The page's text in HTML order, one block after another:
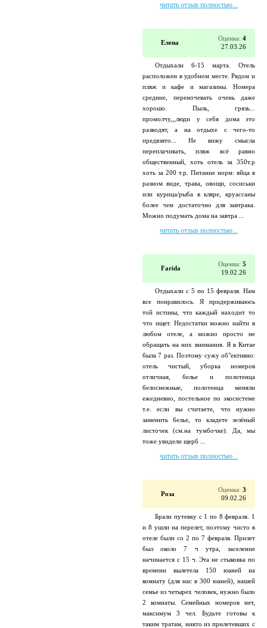
читать отзыв полностью...
Елена
Оценка: 4
27.03.26
Отдыхали 6-15 марта. Отель
расположен в удобном месте. Рядом и
пляж и кафе и магазины. Номера
средние, переночевать очень даже
хорошо. Пыль, грязь...
промолчу,,,люди у себя дома это
разводят, а на отдыхе с чего-то
предвзято... Не вижу смысла
переплачивать, пляж всё равно
общественный, хоть отель за 350т.р
хоть за 200 т.р. Питание норм: яйца в
разном виде, трава, овощи, сосиськи
или курица/рыба в кляре, круассаны
более чем достаточно для завтрака.
Можно подумать дома на завтра ...
читать отзыв полностью...
Farida
Оценка: 5
19.02.26
Отдыхали с 5 по 15 февраля. Нам
все понравилось. Я придерживаюсь
той истины, что каждый находит то
что ищет. Недостатки можно найти в
любом отеле, а можно просто не
обращать на них внимания. Я в Китае
была 7 раз. Поэтому сужу об"ективно:
отель чистый, уборка номеров
отличная, белье и полотенца
белоснежные, полотенца меняли
ежедневно, постельное по экосистеме
т.е. если вы считаете, что нужно
заменить белье, то кладете зелёный
листочек (см.на тумбочке). Да, мы
тоже увидели щерб ...
читать отзыв полностью...
Роза
Оценка: 3
09.02.26
Брали путевку с 1 по 8 февраля. 1
и 8 ушли на перелет, поэтому чисто в
отеле были со 2 по 7 февраля. Прилет
был около 7 ч утра, заселение
начинается с 15 ч. Эта не стыковка по
времени вылетела 150 юаней на
комнату (для нас в 300 юаней), нашей
семье из четырех человек, нужно было
2 комнаты. Семейных номеров нет,
максимум 3 чел. Будьте готовы к
таким тратам, никто из прилетевших с